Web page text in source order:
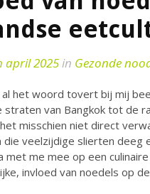
april 2025in Gezonde
al het woord tovert bij mij
straten van Bangkok tot de
misschien niet direct
die veelzijdige slierten
met me mee op een
invloed van noedels op